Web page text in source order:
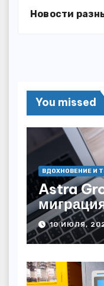
Новости
You missed
ВДОХНОВЕНИЕ И
Astra
как10 ИЮЛЯ,